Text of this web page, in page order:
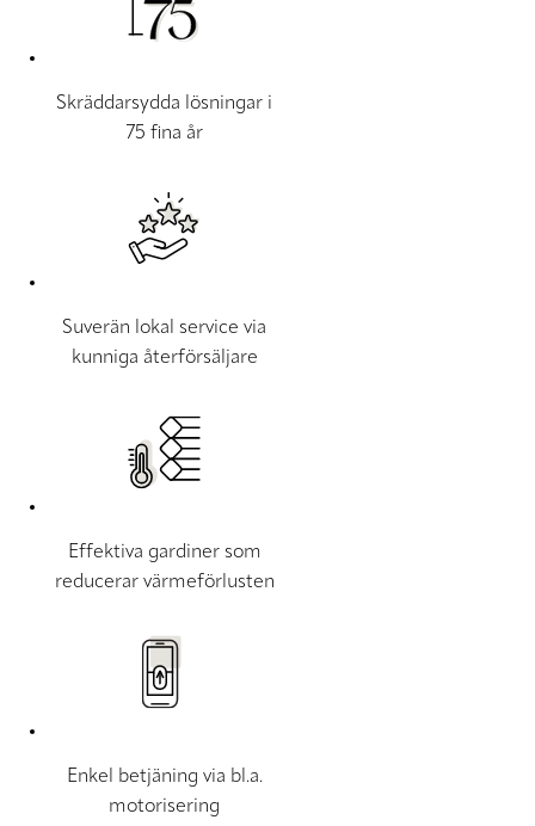
Skräddarsydda lösningar i
75 fina år
Suverän lokal service via
kunniga återförsäljare
Effektiva gardiner som
reducerar värmeförlusten
Enkel betjäning via bl.a.
motorisering